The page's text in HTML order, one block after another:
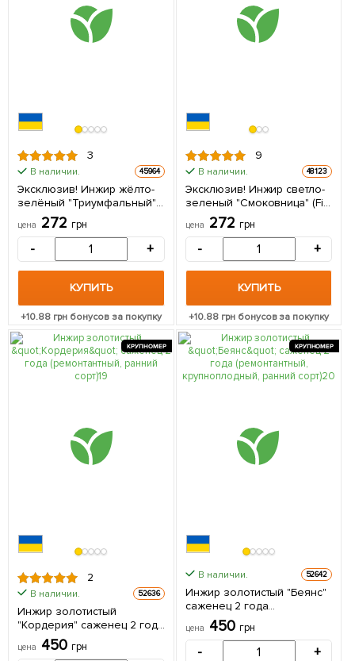
3
В наличии. 45964
Эксклюзив! Инжир жёлто-
зелёный "Триумфальный"
(Triumphal) (премиальный
высокоурожайный сорт) 1
саженец в упаковке
цена 272 грн
- +
КУПИТЬ
+10.88грн бонусов за покупку
9
В наличии. 48123
Эксклюзив! Инжир светло-
зеленый "Смоковница" (Fig
tree) (премиальный,
самоопыляемый,
ремонтантный сорт) 1
саженец в упаковке
цена 272 грн
- +
КУПИТЬ
+10.88грн бонусов за покупку
КРУПНОМЕР
2
В наличии. 52636
Инжир золотистый
"Кордерия" саженец 2 года
(ремонтантный, ранний
сорт) 1 саженец в упаковке
цена 450 грн
КРУПНОМЕР
В наличии. 52642
Инжир золотистый "Беянс"
саженец 2 года
(ремонтантный,
крупноплодный, ранний
сорт) 1 саженец в упаковке
цена 450 грн
- +